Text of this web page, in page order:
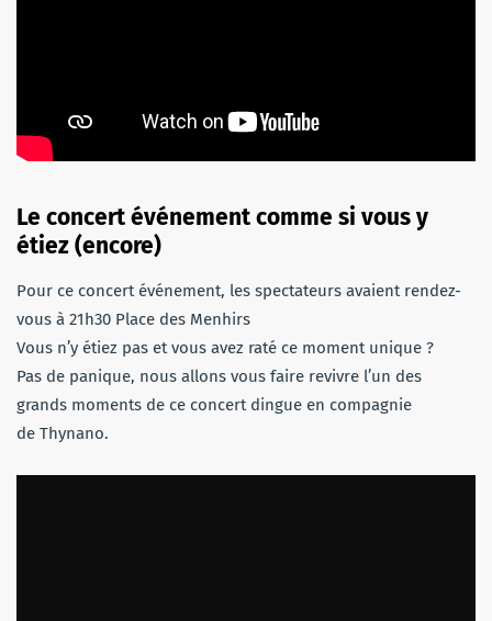
Le concert événement comme si vous y
étiez (encore)
Pour ce concert événement, les spectateurs avaient rendez-
vous à 21h30 Place des Menhirs
Vous n’y étiez pas et vous avez raté ce moment unique ?
Pas de panique, nous allons vous faire revivre l’un des
grands moments de ce concert dingue en compagnie
de Thynano.